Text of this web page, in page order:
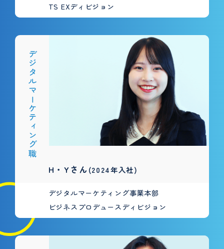
TS EXディビジョン
デジタルマーケティング職
H・Yさん(2024年入社)
デジタルマーケティング事業本部
ビジネスプロデュースディビジョン